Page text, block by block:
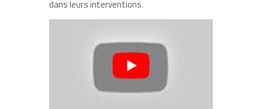
dans leurs interventions.